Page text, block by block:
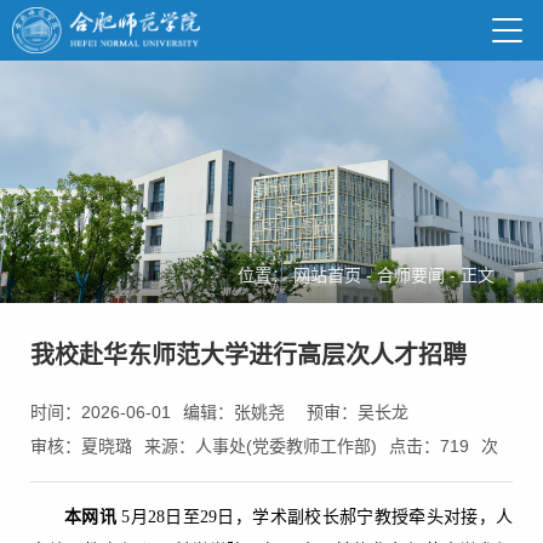
位置：网站首页-合师要闻-正文
我校赴华东师范大学进行高层次人才招聘
时间：2026-06-01 编辑：张姚尧
预审：吴长龙
审核：夏晓璐
来源：人事处(党委教师工作部) 点击： 719 次
本网讯5月28日至29日，学术副校长郝宁教授牵头对接，人